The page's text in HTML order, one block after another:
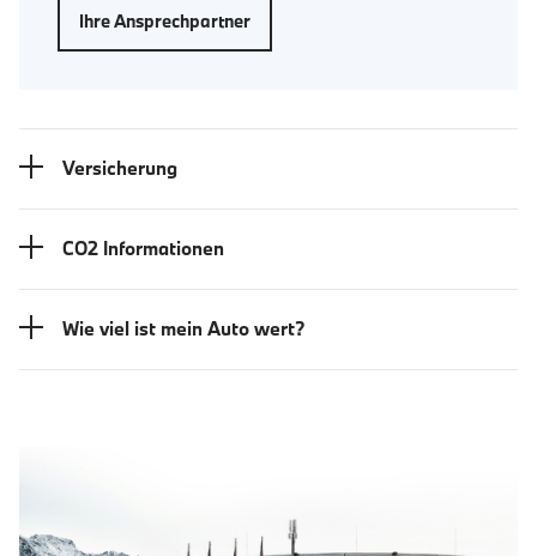
Ihre Ansprechpartner
Versicherung
CO2 Informationen
Wie viel ist mein Auto wert?